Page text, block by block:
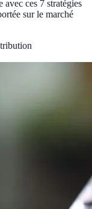
ces 7 stratégies
sur le marché